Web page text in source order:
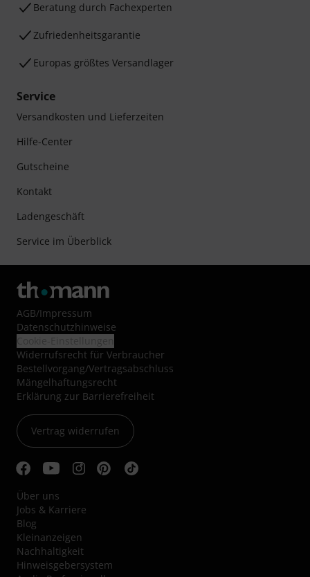
Beratung durch Fachexperten
Zufriedenheitsgarantie
Europas größtes Versandlager
Service
Versandkosten und Lieferzeiten
Hilfe-Center
Gutscheine
Kontakt
Ladengeschäft
Service im Überblick
AGB/Impressum
Datenschutzhinweise
Widerrufsrecht für Verbraucher
Bestellvorgang/Vertragsabschluss
Mängelhaftungsrecht
Erklärung zur Barrierefreiheit
Vertrag widerrufen
Über uns
Jobs & Karriere
Blog
Kleinanzeigen
Nachhaltigkeit
Hinweisgebersystem